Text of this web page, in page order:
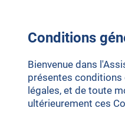
Conditions
Bienvenue dans
présentes conditions
légales, et de toute
ultérieurement ces